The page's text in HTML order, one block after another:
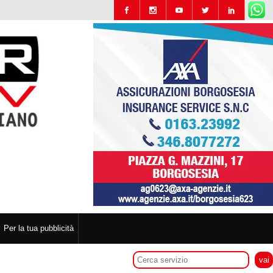
Per la tua pubblicità